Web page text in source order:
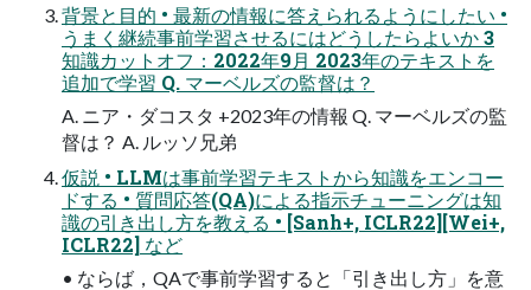
背景と目的 • 最新の情報に答えられるようにしたい •
うまく継続事前学習させるにはどうしたらよいか 3
知識カットオフ：2022年9月 2023年のテキストを
追加で学習 Q. マーベルズの監督は？
A. ニア・ダコスタ +2023年の情報 Q. マーベルズの監
督は？ A. ルッソ兄弟
仮説 • LLMは事前学習テキストから知識をエンコー
ドする • 質問応答(QA)による指示チューニングは知
識の引き出し方を教える • [Sanh+, ICLR22][Wei+,
ICLR22] など
• ならば，QAで事前学習すると「引き出し方」を意